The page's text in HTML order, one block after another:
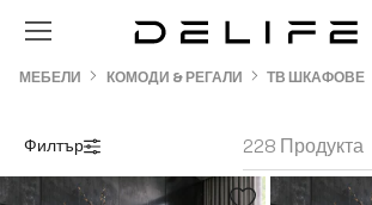
Преминете към основното съдържание
МЕБЕЛИ КОМОДИ & РЕГАЛИ ТВ ШКАФОВЕ
Филтър 228 Продукта